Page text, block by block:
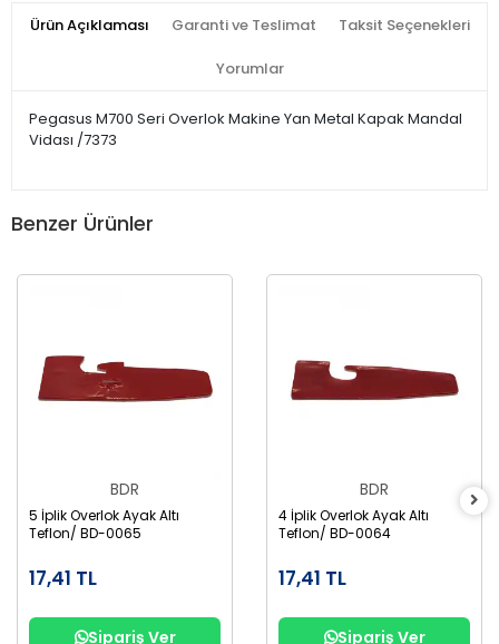
Ürün Açıklaması Garanti ve Teslimat Taksit Seçenekleri
Yorumlar
Pegasus M700 Seri Overlok Makine Yan Metal Kapak Mandal
Vidası /7373
Benzer Ürünler
BDR
5 İplik Overlok Ayak Altı
Teflon/ BD-0065
17,41 TL
Sipariş Ver
BDR
4 İplik Overlok Ayak Altı
Teflon/ BD-0064
17,41 TL
Sipariş Ver